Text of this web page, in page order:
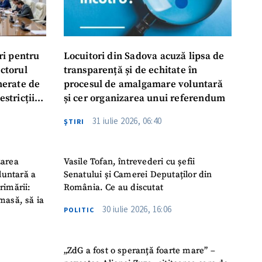
pentru
de
a
să ia
Locuitori din Sadova acuză lipsa de
transparență și de echitate în
procesul de amalgamare voluntară
și cer organizarea unui referendum
ŞTIRI 31 iulie 2026, 06:40
Vasile Tofan, întrevederi cu șefii
Senatului și Camerei Deputaților din
România. Ce au discutat
POLITIC 30 iulie 2026, 16:06
„ZdG a fost o speranță foarte mare” –